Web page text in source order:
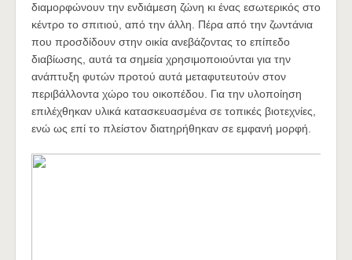
διαμορφώνουν την ενδιάμεση ζώνη κι ένας εσωτερικός στο
κέντρο το σπιτιού, από την άλλη. Πέρα από την ζωντάνια
που προσδίδουν στην οικία ανεβάζοντας το επίπεδο
διαβίωσης, αυτά τα σημεία χρησιμοποιούνται για την
ανάπτυξη φυτών προτού αυτά μεταφυτευτούν στον
περιβάλλοντα χώρο του οικοπέδου. Για την υλοποίηση
επιλέχθηκαν υλικά κατασκευασμένα σε τοπικές βιοτεχνίες,
ενώ ως επί το πλείστον διατηρήθηκαν σε εμφανή μορφή.